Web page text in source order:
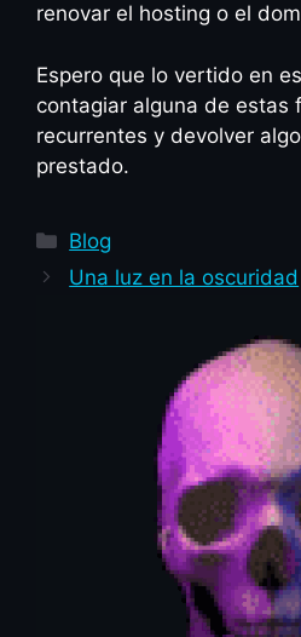
renovar el hosting o el
Espero que lo vertido en
contagiar alguna de estas
recurrentes y devolver
prestado.
Categorías
Blog
Una luz en la oscuridad